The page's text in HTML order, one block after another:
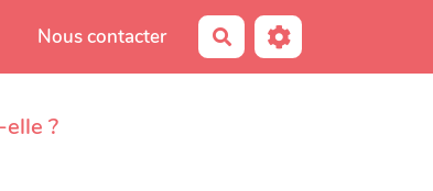
Nous contacter Rechercher
?